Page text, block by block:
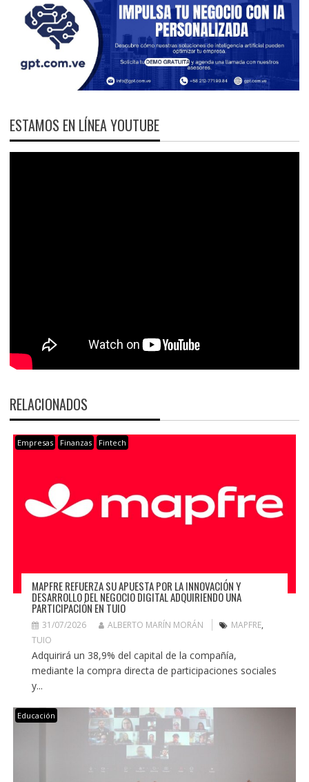
ESTAMOS EN LÍNEA YOUTUBE
RELACIONADOS
Empresas Finanzas Fintech
MAPFRE REFUERZA SU APUESTA POR LA INNOVACIÓN Y
DESARROLLO DEL NEGOCIO DIGITAL ADQUIRIENDO UNA
PARTICIPACIÓN EN TUIO
31/07/2026 ALBERTO MARÍN MORÁN MAPFRE,
TUIO
Adquirirá un 38,9% del capital de la compañía,
mediante la compra directa de participaciones sociales
y...
Educación